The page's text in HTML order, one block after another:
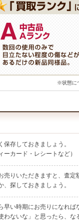
※状態に
存しておきましょう。
ーカード・レシートなど）
売りいただきますと、査定
探しておきましょう。
早い時期にお売りになれば
わないな」と思ったら、な